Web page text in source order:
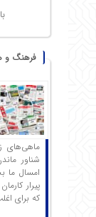
فرهنگ و
ماهی‌های
امسال ما
پیرار
که برای